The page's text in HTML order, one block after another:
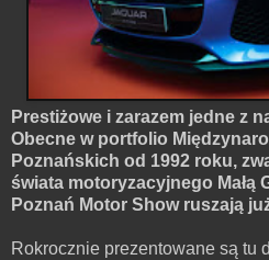
Prestiżowe i zarazem jedne z
Obecne w portfolio
Poznańskich od 1992 roku,
świata motoryzacyjnego Małą
Poznań Motor Show ruszają
Rokrocznie prezentowane są tu